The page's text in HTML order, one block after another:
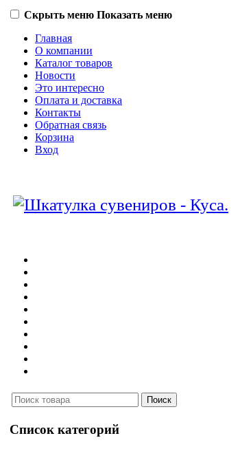
Скрыть меню Показать меню
Главная
О компании
Каталог товаров
Новости
Это интересно
Оплата и доставка
Контакты
Обратная связь
Корзина
Вход
Список категорий